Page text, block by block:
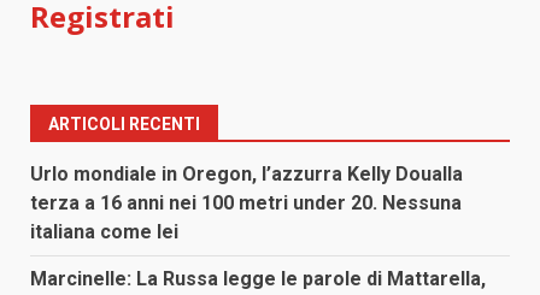
Registrati
ARTICOLI RECENTI
Urlo mondiale in Oregon, l’azzurra Kelly Doualla
terza a 16 anni nei 100 metri under 20. Nessuna
italiana come lei
Marcinelle: La Russa legge le parole di Mattarella,